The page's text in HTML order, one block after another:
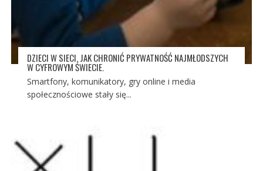
DZIECI W SIECI. JAK CHRONIĆ PRYWATNOŚĆ NAJMŁODSZYCH
W CYFROWYM ŚWIECIE.
Smartfony, komunikatory, gry online i media
społecznościowe stały się...